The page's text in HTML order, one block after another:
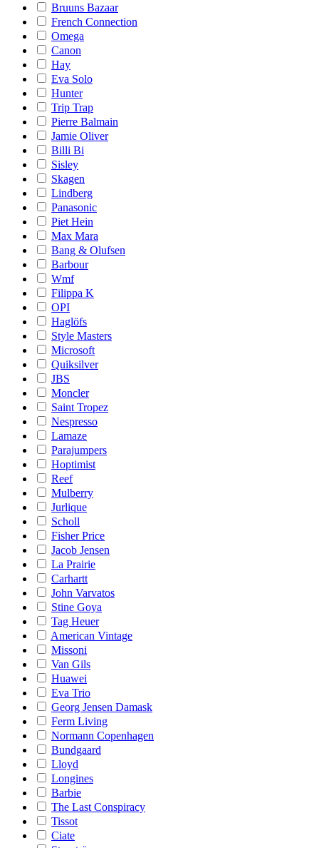
Bruuns Bazaar
French Connection
Omega
Canon
Hay
Eva Solo
Hunter
Trip Trap
Pierre Balmain
Jamie Oliver
Billi Bi
Sisley
Skagen
Lindberg
Panasonic
Piet Hein
Max Mara
Bang & Olufsen
Barbour
Wmf
Filippa K
OPI
Haglöfs
Style Masters
Microsoft
Quiksilver
JBS
Moncler
Saint Tropez
Nespresso
Lamaze
Parajumpers
Hoptimist
Reef
Mulberry
Jurlique
Scholl
Fisher Price
Jacob Jensen
La Prairie
Carhartt
John Varvatos
Stine Goya
Tag Heuer
American Vintage
Missoni
Van Gils
Huawei
Eva Trio
Georg Jensen Damask
Ferm Living
Normann Copenhagen
Bundgaard
Lloyd
Longines
Barbie
The Last Conspiracy
Tissot
Ciate